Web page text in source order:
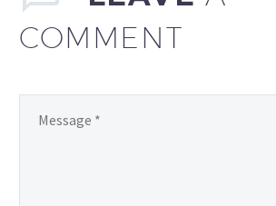
COMMENT